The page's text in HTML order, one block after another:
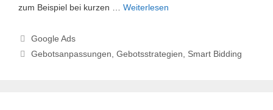
zum Beispiel bei kurzen … Weiterlesen
Kategorien
Google Ads
Schlagwörter
Gebotsanpassungen ,Gebotsstrategien Smart Bidding